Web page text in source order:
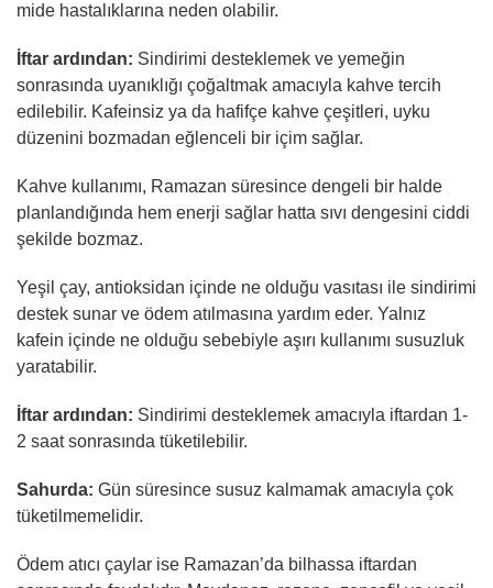
mide hastalıklarına neden olabilir.
İftar ardından: Sindirimi desteklemek ve yemeğin
sonrasında uyanıklığı çoğaltmak amacıyla kahve tercih
edilebilir. Kafeinsiz ya da hafifçe kahve çeşitleri, uyku
düzenini bozmadan eğlenceli bir içim sağlar.
Kahve kullanımı, Ramazan süresince dengeli bir halde
planlandığında hem enerji sağlar hatta sıvı dengesini ciddi
şekilde bozmaz.
Yeşil çay, antioksidan içinde ne olduğu vasıtası ile sindirimi
destek sunar ve ödem atılmasına yardım eder. Yalnız
kafein içinde ne olduğu sebebiyle aşırı kullanımı susuzluk
yaratabilir.
İftar ardından: Sindirimi desteklemek amacıyla iftardan 1-
2 saat sonrasında tüketilebilir.
Sahurda: Gün süresince susuz kalmamak amacıyla çok
tüketilmemelidir.
Ödem atıcı çaylar ise Ramazan’da bilhassa iftardan